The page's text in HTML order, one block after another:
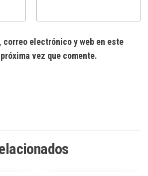
correo electrónico y web en este
vez que comente.